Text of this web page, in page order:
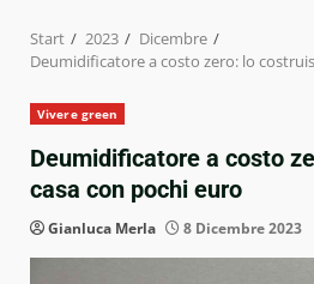
MENÜ
Start 2023
Dicembre
Deumidificatore a costo zero: lo
Vivere green
Deumidificatore a costo
casa con pochi euro
Gianluca Merla 8 Dicembre 2023